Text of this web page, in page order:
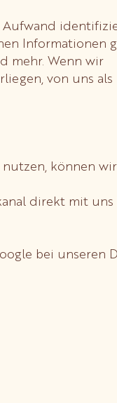
Aufwand
Informationen
mehr. Wenn wir
von uns als
nutzen, können
direkt mit
bei unseren